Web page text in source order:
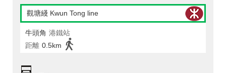
觀塘綫 Kwun Tong line
牛頭角 港鐵站
距離 0.5km